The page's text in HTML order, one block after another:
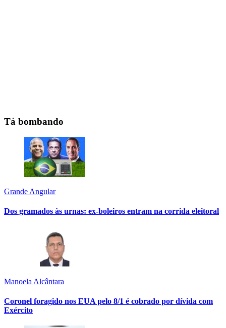
Tá bombando
Grande Angular
Dos gramados às urnas: ex-boleiros entram na corrida eleitoral
Manoela Alcântara
Coronel foragido nos EUA pelo 8/1 é cobrado por dívida com
Exército